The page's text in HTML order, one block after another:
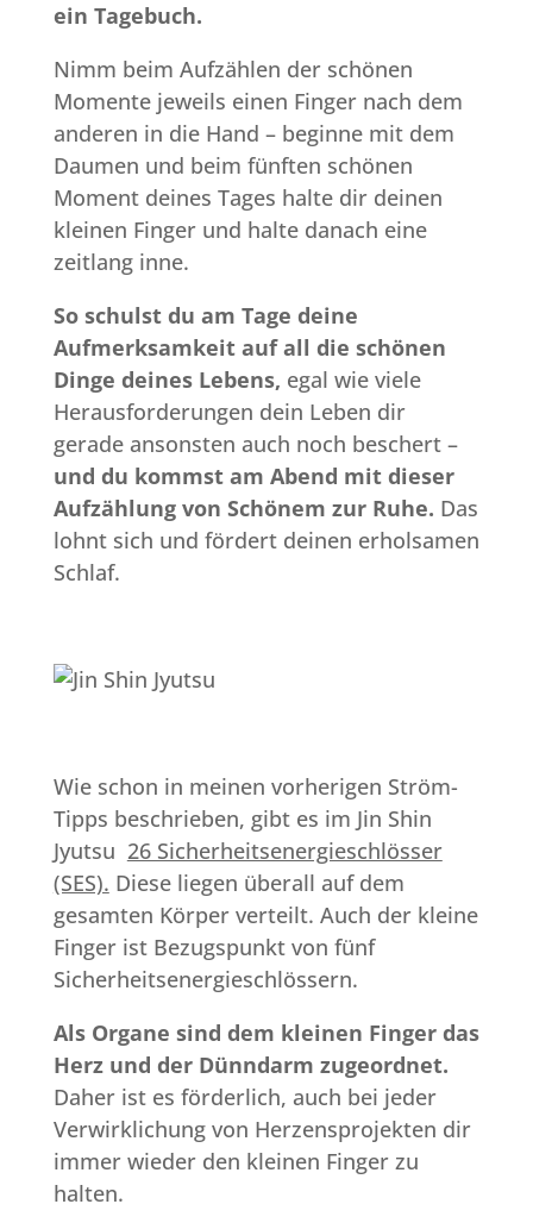
ein Tagebuch.
Nimm beim Aufzählen der schönen
Momente jeweils einen Finger nach dem
anderen in die Hand – beginne mit dem
Daumen und beim fünften schönen
Moment deines Tages halte dir deinen
kleinen Finger und halte danach eine
zeitlang inne.
So schulst du am Tage deine
Aufmerksamkeit auf all die schönen
Dinge deines Lebens, egal wie viele
Herausforderungen dein Leben dir
gerade ansonsten auch noch beschert –
und du kommst am Abend mit dieser
Aufzählung von Schönem zur Ruhe. Das
lohnt sich und fördert deinen erholsamen
Schlaf.
Wie schon in meinen vorherigen Ström-
Tipps beschrieben, gibt es im Jin Shin
Jyutsu 26 Sicherheitsenergieschlösser
(SES). Diese liegen überall auf dem
gesamten Körper verteilt. Auch der kleine
Finger ist Bezugspunkt von fünf
Sicherheitsenergieschlössern.
Als Organe sind dem kleinen Finger das
Herz und der Dünndarm zugeordnet.
Daher ist es förderlich, auch bei jeder
Verwirklichung von Herzensprojekten dir
immer wieder den kleinen Finger zu
halten.